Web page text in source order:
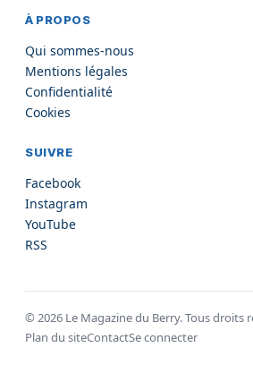
À PROPOS
Qui sommes-nous
Mentions légales
Confidentialité
Cookies
SUIVRE
Facebook
Instagram
YouTube
RSS
© 2026 Le Magazine du Berry. Tous droits
Plan du siteContactSe connecter